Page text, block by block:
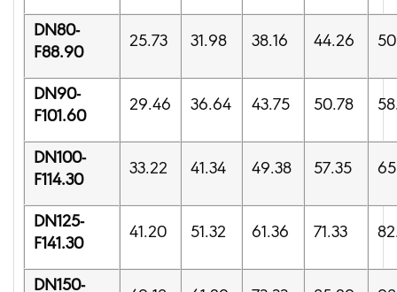
DN80-
F88.90
25.73 31.98 38.16 44.26
DN90-
F101.60
29.46 36.64 43.75 50.78
DN100-
F114.30
33.22 41.34 49.38 57.35
DN125-
F141.30
41.20 51.32 61.36 71.33
DN150-